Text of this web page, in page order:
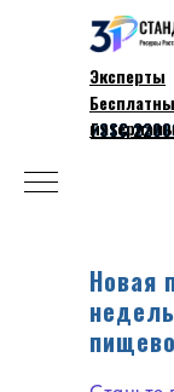
Эксперты
FSSC
FSSC
Новая